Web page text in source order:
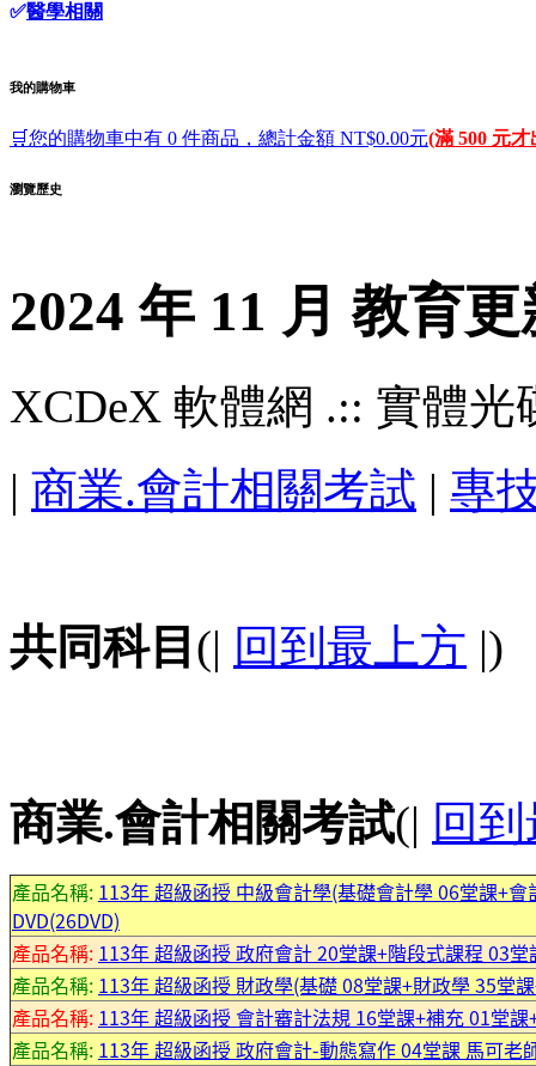
✅醫學相關
我的購物車
🛒您的購物車中有 0 件商品，總計金額 NT$0.00元(滿 500 元才
瀏覽歷史
2024 年 11 月 教育更
XCDeX 軟體網 .:: 實體
| 商業.會計相關考試 | 專
共同科目 (| 回到最上方 |)
商業.會計相關考試(| 回
產品名稱: 113年 超級函授 中級會計學(基礎會計學 06堂課+
DVD(26DVD)
產品名稱: 113年 超級函授 政府會計 20堂課+階段式課程 03
產品名稱: 113年 超級函授 財政學(基礎 08堂課+財政學 35堂
產品名稱: 113年 超級函授 會計審計法規 16堂課+補充 01堂
產品名稱: 113年 超級函授 政府會計-動態寫作 04堂課 馬可老